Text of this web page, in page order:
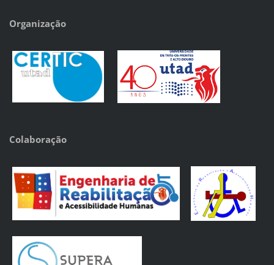
Organização
Colaboração